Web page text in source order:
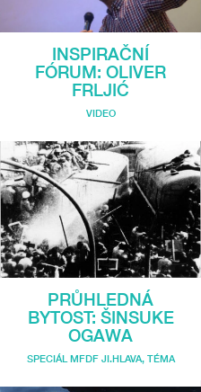
INSPIRAČNÍ
FÓRUM: OLIVER
FRLJIĆ
VIDEO
PRŮHLEDNÁ
BYTOST: ŠINSUKE
OGAWA
SPECIÁL MFDF JI.HLAVA, TÉMA